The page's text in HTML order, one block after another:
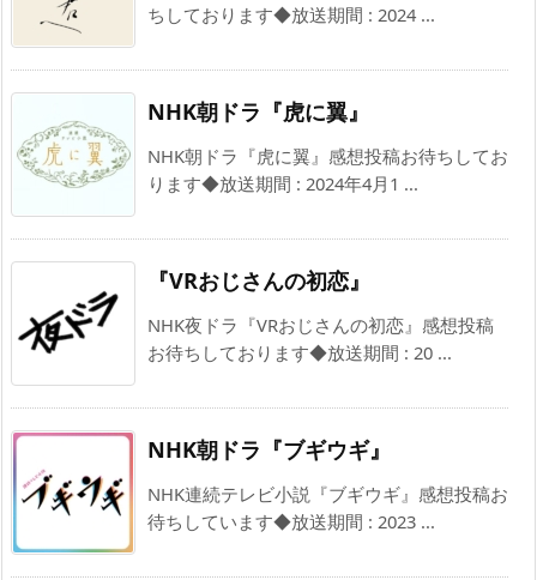
ちしております◆放送期間 : 2024 ...
NHK朝ドラ『虎に翼』
NHK朝ドラ『虎に翼』感想投稿お待ちしてお
ります◆放送期間 : 2024年4月1 ...
『VRおじさんの初恋』
NHK夜ドラ『VRおじさんの初恋』感想投稿
お待ちしております◆放送期間 : 20 ...
NHK朝ドラ『ブギウギ』
NHK連続テレビ小説『ブギウギ』感想投稿お
待ちしています◆放送期間 : 2023 ...